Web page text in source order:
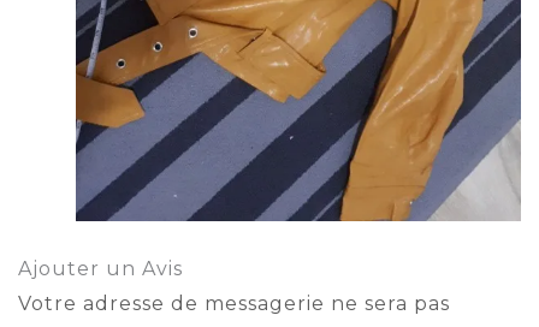
Ajouter un Avis
Votre adresse de messagerie ne sera pas